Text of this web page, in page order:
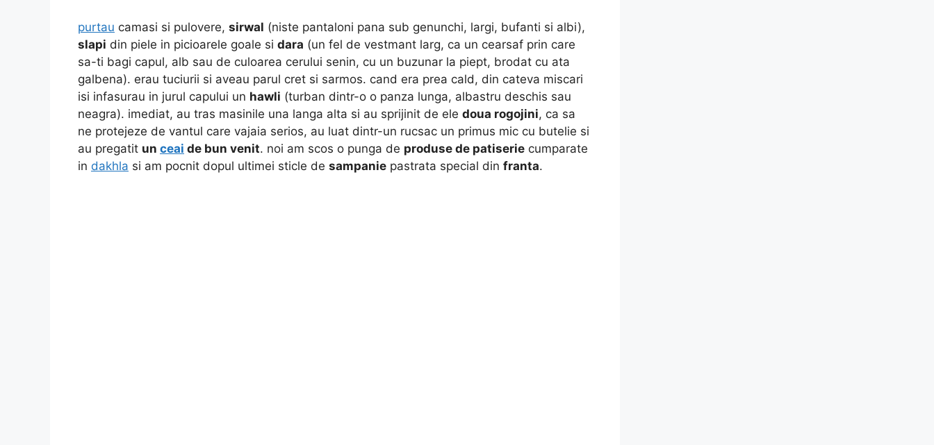
purtau camasi si pulovere, sirwal (niste pantaloni pana sub genunchi, largi, bufanti si albi),
slapi din piele in picioarele goale si dara (un fel de vestmant larg, ca un cearsaf prin care
sa-ti bagi capul, alb sau de culoarea cerului senin, cu un buzunar la piept, brodat cu ata
galbena). erau tuciurii si aveau parul cret si sarmos. cand era prea cald, din cateva miscari
isi infasurau in jurul capului un hawli (turban dintr-o o panza lunga, albastru deschis sau
neagra). imediat, au tras masinile una langa alta si au sprijinit de ele doua rogojini, ca sa
ne protejeze de vantul care vajaia serios, au luat dintr-un rucsac un primus mic cu butelie si
au pregatit un ceai de bun venit. noi am scos o punga de produse de patiserie cumparate
in dakhla si am pocnit dopul ultimei sticle de sampanie pastrata special din franta.